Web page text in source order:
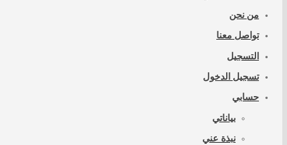
من نحن
تواصل معنا
التسجيل
تسجيل الدخول
حسابي
بياناتي
نبذة عني